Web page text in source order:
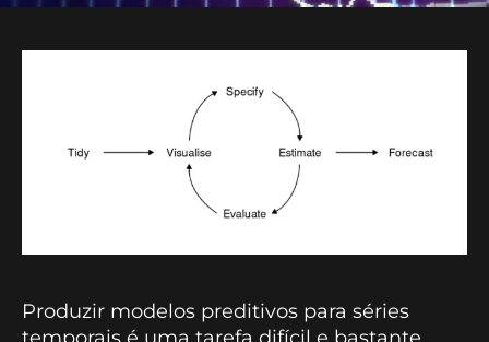
Produzir modelos preditivos para séries
temporais é uma tarefa difícil e bastante